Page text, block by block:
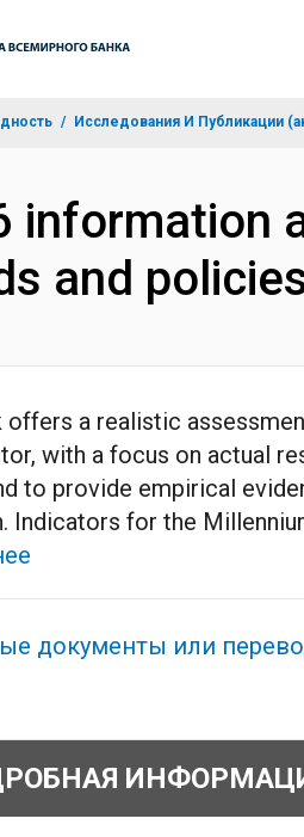
Исследования И Публикации
information
and
offers a realistic
with a focus on actual
to provide empirical
Indicators for the
документы или